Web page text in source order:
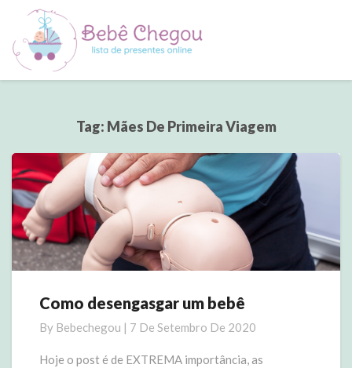
Tag: Mães De Primeira Viagem
Como
um
bebê
Como desengasgar um bebê
By Bebechegou | 7 De Setembro De 2020
Hoje o post é de EXTREMA importância, as